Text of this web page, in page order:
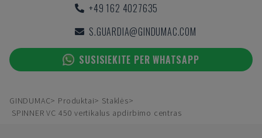
+49 162 4027635
S.GUARDIA@GINDUMAC.COM
SUSISIEKITE PER WHATSAPP
GINDUMAC Produktai
Staklės
SPINNER VC 450 vertikalus apdirbimo centras